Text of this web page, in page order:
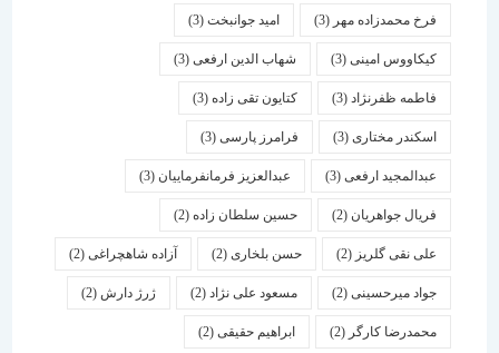
فرخ محمدزاده مهر(3) امید جوانبخت(3)
کیکاووس امینی(3) شهاب الدین ارفعی(3)
فاطمه ظفرنژاد(3) کتایون تقی زاده(3)
اسكندر مختاری (3) فرامرز پارسی(3)
عبدالمجید ارفعی(3) عبدالعزیز فرمانفرماییان(3)
فریال جواهریان(2) حسین سلطان زاده(2)
علی نقی گلریز(2) حسن بلخاری(2) آزاده شاهچراغی(2)
جواد میرحسینی(2) مسعود علی نژاد(2) ژرژ دارش (2)
محمدرضا کارگر(2) ابراهیم حقیقی(2)